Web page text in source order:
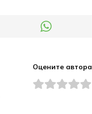
Оцените автора